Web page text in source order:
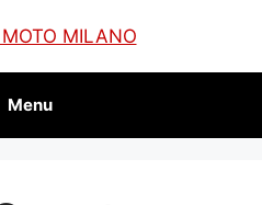
Menu